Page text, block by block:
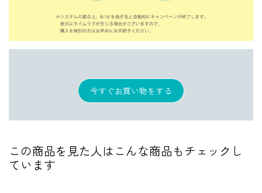
今すぐお買い物をする
この商品を見た人はこんな商品もチェックし
ています